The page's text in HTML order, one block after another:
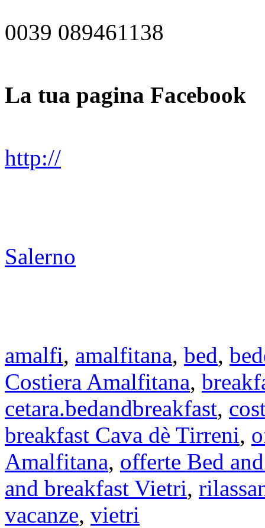
0039 089461138
La tua pagina Facebook
http://
Salerno
amalfi, amalfitana, bed,
Costiera Amalfitana,
cetara.bedandbreakfast,
breakfast Cava dè Tirreni,
Amalfitana, offerte Bed
and breakfast Vietri,
vacanze, vietri